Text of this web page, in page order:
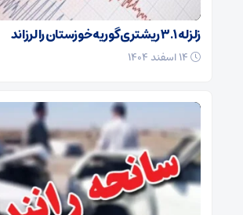
زلزله ۳.۱ ریشتری گوریه خوزستان را لرزاند